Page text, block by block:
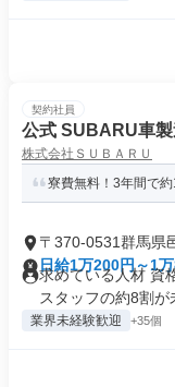
契約社員
公式 SUBARU車
株式会社ＳＵＢＡＲＵ
寮費無料！3年間で
〒370-0531群馬県
日給1万200円～1
求めている人材 資
スタッフの約8割が
業界未経験歓迎 +35個